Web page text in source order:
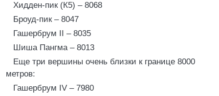
Хидден-пик (К5) – 8068
Броуд-пик – 8047
Гашербрум II – 8035
Шиша Пангма – 8013
Еще три вершины очень близки к границе 8000
метров:
Гашербрум IV – 7980